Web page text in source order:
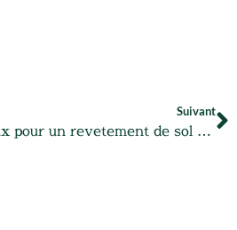
Suivant
Les 7 materiaux pour un revetement de sol de garage